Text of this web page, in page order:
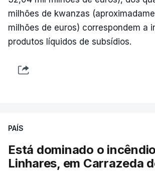
milhões de kwanzas
milhões de euros) correspondem a
produtos líquidos de subsídios.
PAÍS
Está dominado o
Linhares, em Carrazeda